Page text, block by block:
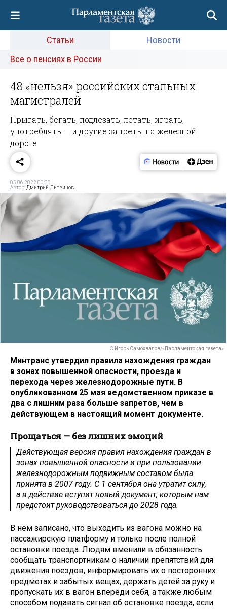
Статьи
Новости
Все о пенсиях в России
48 «нельзя» российских стальных
магистралей
Прыгать, бегать, подлезать, летать, играть,
употреблять — и другие запреты на железной
дороге
05.06.2022 00:00
Автор: Дмитрий Литвинов
© Игорь Самохвалов/«Парламентская газета»
Минтранс утвердил правила нахождения граждан
в зонах повышенной опасности, проезда и
перехода через железнодорожные пути. В
опубликованном 25 мая ведомственном приказе в
два с лишним раза больше запретов, чем в
действующем в настоящий момент документе.
Прощаться — без лишних эмоций
Действующая версия правил нахождения граждан в
зонах повышенной опасности и при пользовании
железнодорожным подвижным составом была
принята в 2007 году. С 1 сентября она утратит силу,
а в действие вступит новый документ, которым нам
предстоит руководствоваться до 2028 года.
В нем записано, что выходить из вагона можно на
пассажирскую платформу и только после полной
остановки поезда. Людям вменили в обязанность
сообщать транспортникам о наличии препятствий для
движения поездов, информировать их о посторонних
предметах и забытых вещах, держать детей за руку и
пропускать их в вагон впереди себя, а также любым
способом подавать сигнал об остановке поезда, если